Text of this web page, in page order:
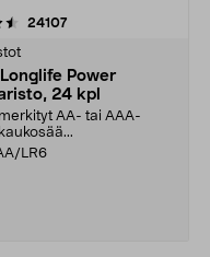
24107arvostelut
Longlife Power
24 kpl
AA- tai AAA-
LR6
4.5viidestä